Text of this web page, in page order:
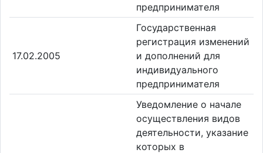
предпринимателя
17.02.2005
Государственная
регистрация изменений
и дополнений для
индивидуального
предпринимателя
Уведомление о начале
осуществления видов
деятельности, указание
которых в